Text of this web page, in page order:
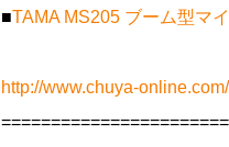
■TAMA MS205 ブーム型マ
http://www.chuya-